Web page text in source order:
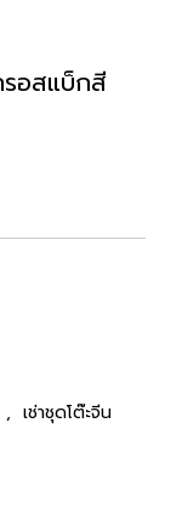
รอสแบ็กสี
, เช่าชุดโต๊ะจีน